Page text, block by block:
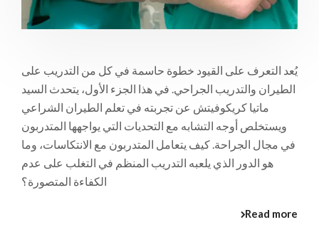
يُعد التعرف على القيود خطوة حاسمة في كل من التدريب على
الطيران والتدريب الجراحي. في هذا الجزء الأول، يتحدث السيد
ماتيا كريكوفيتش عن تجربته في تعلم الطيران الشراعي
ويستخلص أوجه التشابه مع التحديات التي يواجهها المتدربون
في مجال الجراحة. كيف يتعامل المتدربون مع الانتكاسات، وما
هو الدور الذي يلعبه التدريب المنظم في التغلب على عدم
الكفاءة المتصورة؟
Read more